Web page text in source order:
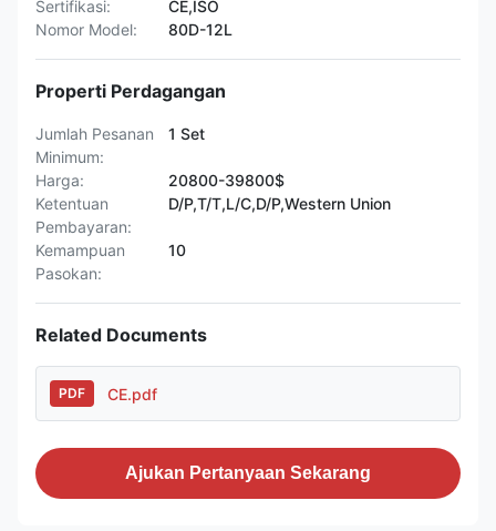
Sertifikasi:
CE,ISO
Nomor Model:
80D-12L
Properti Perdagangan
Jumlah Pesanan
Minimum:
1 Set
Harga:
20800-39800$
Ketentuan
Pembayaran:
D/P,T/T,L/C,D/P,Western Union
Kemampuan
Pasokan:
10
Related Documents
PDF CE.pdf
Ajukan Pertanyaan Sekarang